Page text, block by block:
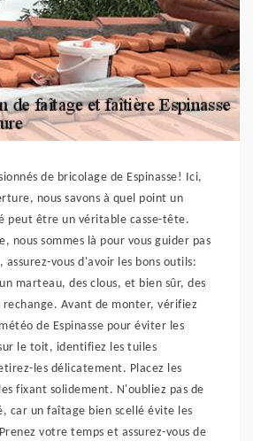
de bricolage de Espinasse! Ici,
nous savons à quel point un
peut être un véritable casse-tête.
nous sommes là pour vous guider pas
assurez-vous d'avoir les bons outils:
marteau, des clous, et bien sûr, des
Avant de monter, vérifiez
de Espinasse pour éviter les
le toit, identifiez les tuiles
les délicatement. Placez les
fixant solidement. N'oubliez pas de
car un faîtage bien scellé évite les
votre temps et assurez-vous de